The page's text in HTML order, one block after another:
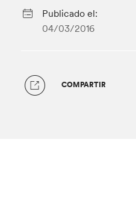
Publicado el:
04/03/2016
COMPARTIR